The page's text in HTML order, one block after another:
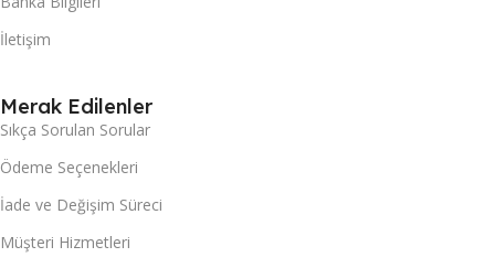
İletişim
Merak Edilenler
Sıkça Sorulan Sorular
Ödeme Seçenekleri
İade ve Değişim Süreci
Müşteri Hizmetleri